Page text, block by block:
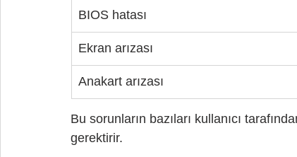
BIOS hatası
Ekran arızası
Anakart arızası
Bu sorunların bazıları kullanıcı
gerektirir.